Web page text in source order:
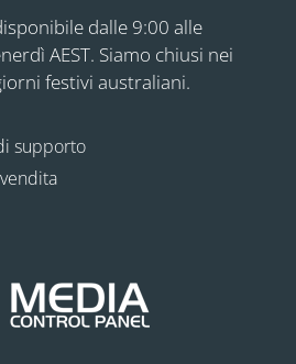
dalle 9:00 alle
AEST. Siamo chiusi nei
festivi australiani.
supporto